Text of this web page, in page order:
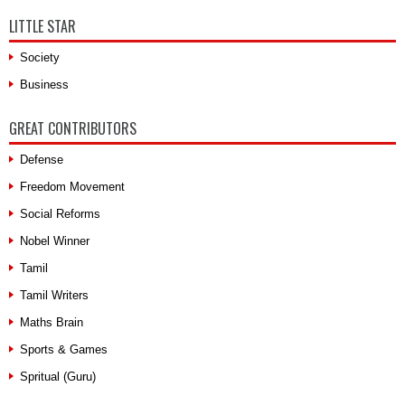
LITTLE STAR
Society
Business
GREAT CONTRIBUTORS
Defense
Freedom Movement
Social Reforms
Nobel Winner
Tamil
Tamil Writers
Maths Brain
Sports & Games
Spritual (Guru)